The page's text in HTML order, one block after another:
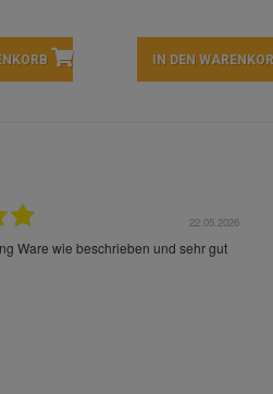
IN DEN
22.05.2026
Ware wie beschrieben und sehr gut